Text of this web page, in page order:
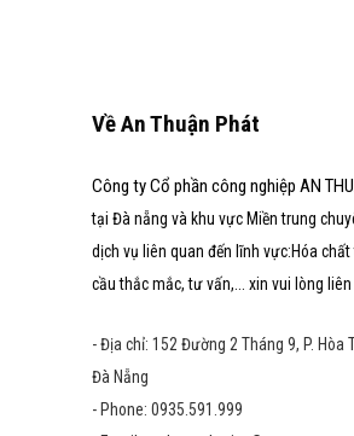
Về An Thuận Phát
Công ty Cổ phần công nghiệp AN
tại Đà nẵng và khu vực Miền trung
dịch vụ liên quan đến lĩnh vực:Hóa
cầu thắc mắc, tư vấn,... xin vui lòng
- Địa chỉ: 152 Đường 2 Tháng 9, P. Hòa
Đà Nẵng
- Phone: 0935.591.999